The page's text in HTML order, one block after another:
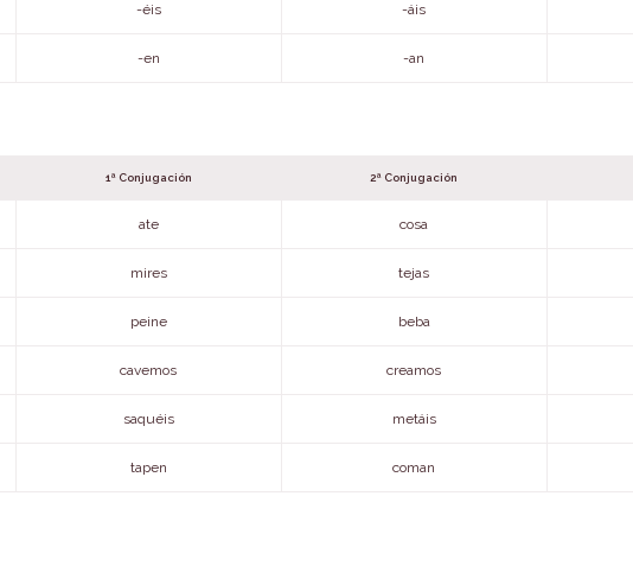
-éis -áis
-en -an
1ª Conjugación 2ª Conjugación
ate cosa
mires tejas
peine beba
cavemos creamos
saquéis metáis
tapen coman